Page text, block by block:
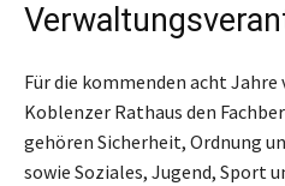
Für die kommenden acht
Koblenzer Rathaus den
gehören Sicherheit, Ordnung
sowie Soziales, Jugend, Sport